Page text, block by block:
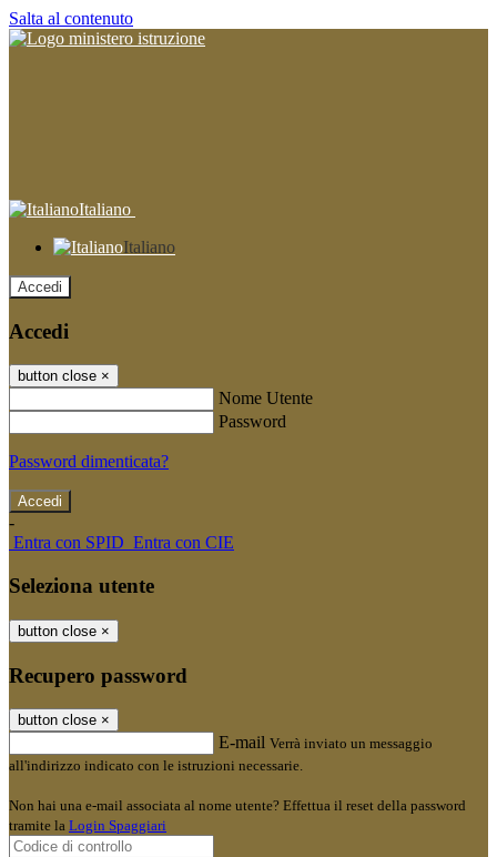
Salta al contenuto
Italiano
Italiano
Accedi
Accedi
button close ×
Nome Utente
Password
Password dimenticata?
-
Entra con SPID Entra con CIE
Seleziona utente
button close ×
Recupero password
button close ×
E-mail Verrà inviato un messaggio
all'indirizzo indicato con le istruzioni necessarie.
Non hai una e-mail associata al nome utente? Effettua il reset della password
tramite la Login Spaggiari